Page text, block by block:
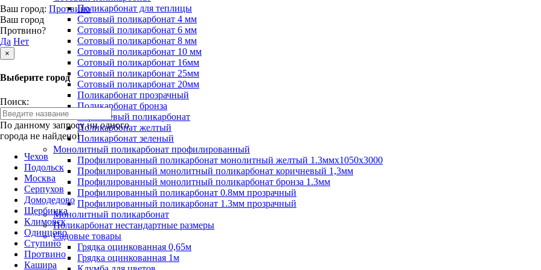
Ваш город: Протвино
Ваш город
Протвино?
Да Нет
×
Выберите город
Поиск:
По данному запросу ни одного
города не найдено!
Чехов
Подольск
Москва
Серпухов
Домодедово
Щербинка
Климовск
Одинцово
Ступино
Протвино
Кашира
Поликарбонат для теплицы
Сотовый поликарбонат 4 мм
Сотовый поликарбонат 6 мм
Сотовый поликарбонат 8 мм
Сотовый поликарбонат 10 мм
Сотовый поликарбонат 16мм
Сотовый поликарбонат 25мм
Сотовый поликарбонат 20мм
Поликарбонат прозрачный
Поликарбонат бронза
Коричневый поликарбонат
Поликарбонат желтый
Поликарбонат зеленый
Монолитный поликарбонат профилированный
Профилированный поликарбонат монолитный желтый 1.3ммх1050х3000
Профилированный монолитный поликарбонат коричневый 1,3мм
Профилированный монолитный поликарбонат бронза 1.3мм
Профилированный поликарбонат 0.8мм прозрачный
Профилированный поликарбонат 1.3мм прозрачный
Монолитный поликарбонат
Поликарбонат нестандартные размеры
Садовые товары
Грядка оцинкованная 0,65м
Грядка оцинкованная 1м